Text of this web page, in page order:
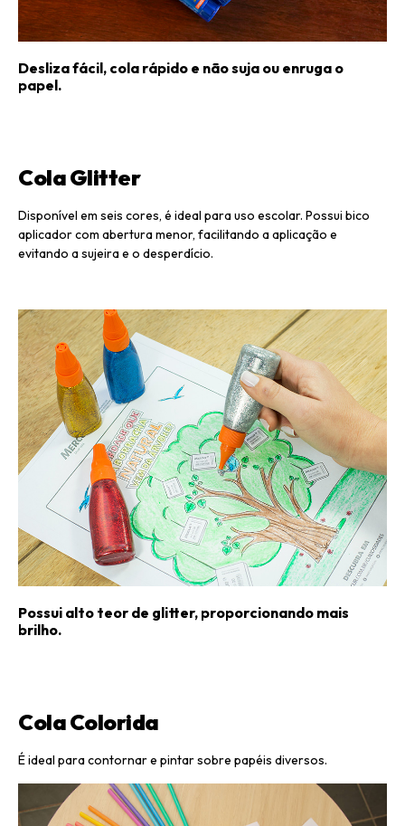
Desliza fácil, cola rápido e não suja ou enruga o
papel.
Cola Glitter
Disponível em seis cores, é ideal para uso escolar. Possui bico
aplicador com abertura menor, facilitando a aplicação e
evitando a sujeira e o desperdício.
Possui alto teor de glitter, proporcionando mais
brilho.
Cola Colorida
É ideal para contornar e pintar sobre papéis diversos.